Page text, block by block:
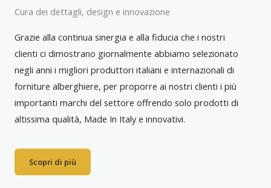
Cura dei dettagli, design e innovazione
Grazie alla continua sinergia e alla fiducia che i nostri
clienti ci dimostrano giornalmente abbiamo selezionato
negli anni i migliori produttori italiani e internazionali di
forniture alberghiere, per proporre ai nostri clienti i più
importanti marchi del settore offrendo solo prodotti di
altissima qualità, Made In Italy e innovativi.
Scopri di più